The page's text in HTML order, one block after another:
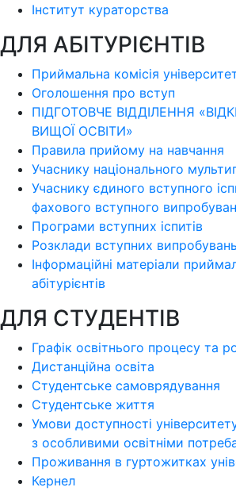
Інститут кураторства
ДЛЯ АБІТУРІЄНТІВ
Приймальна комісія
Оголошення про вступ
ПІДГОТОВЧЕ ВІДДІЛЕННЯ
ВИЩОЇ ОСВІТИ»
Правила прийому на навчання
Учаснику національного
Учаснику єдиного вступного
фахового вступного
Програми вступних іспитів
Розклади вступних випробувань
Інформаційні матеріали
абітурієнтів
ДЛЯ СТУДЕНТІВ
Графік освітнього процесу та
Дистанційна освіта
Студентське самоврядування
Студентське життя
Умови доступності
з особливими освітніми
Проживання в гуртожитках
Кернел